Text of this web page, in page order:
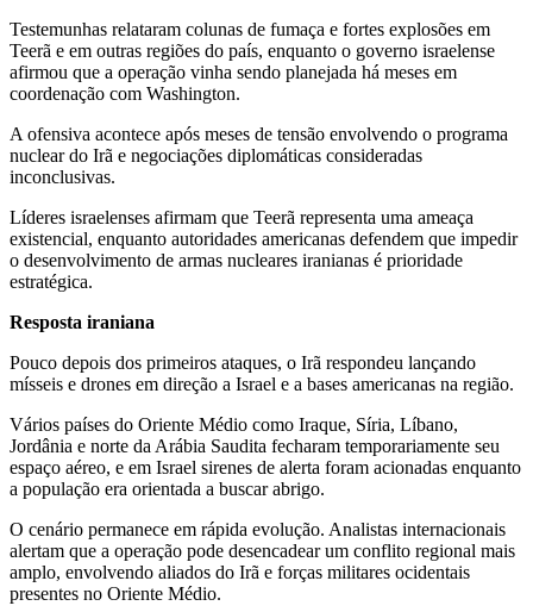
Testemunhas relataram colunas de fumaça e fortes explosões em
Teerã e em outras regiões do país, enquanto o governo israelense
afirmou que a operação vinha sendo planejada há meses em
coordenação com Washington.
A ofensiva acontece após meses de tensão envolvendo o programa
nuclear do Irã e negociações diplomáticas consideradas
inconclusivas.
Líderes israelenses afirmam que Teerã representa uma ameaça
existencial, enquanto autoridades americanas defendem que impedir
o desenvolvimento de armas nucleares iranianas é prioridade
estratégica.
Resposta iraniana
Pouco depois dos primeiros ataques, o Irã respondeu lançando
mísseis e drones em direção a Israel e a bases americanas na região.
Vários países do Oriente Médio como Iraque, Síria, Líbano,
Jordânia e norte da Arábia Saudita fecharam temporariamente seu
espaço aéreo, e em Israel sirenes de alerta foram acionadas enquanto
a população era orientada a buscar abrigo.
O cenário permanece em rápida evolução. Analistas internacionais
alertam que a operação pode desencadear um conflito regional mais
amplo, envolvendo aliados do Irã e forças militares ocidentais
presentes no Oriente Médio.